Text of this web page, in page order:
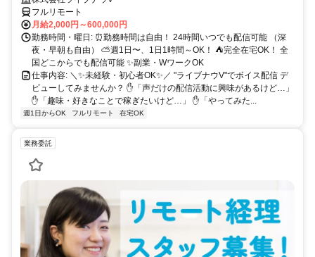
フルリモート
月給2,000円～600,000円
勤務時間・曜日: ⏰勤務時間は自由！ 24時間いつでも配信可能 （深
夜・早朝も自由） ⛅週1日〜、1日1時間～OK！ ⛺完全在宅OK！ 全
国どこからでも配信可能 ✨副業・WワークOK
仕事内容: ＼✨未経験・初心者OK✨／ "ライブナウV"でボイス配信 デ
ビューしてみませんか？ ✋「声だけの配信活動に興味があるけど…」
✋「趣味・好きなことで稼ぎたいけど…」 ✋「やってみた...
週1日からOK フルリモート 在宅OK
業務委託